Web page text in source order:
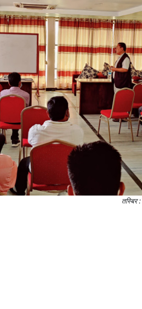
तस्बिर